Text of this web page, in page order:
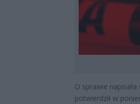
O sprawie
potwierdził w